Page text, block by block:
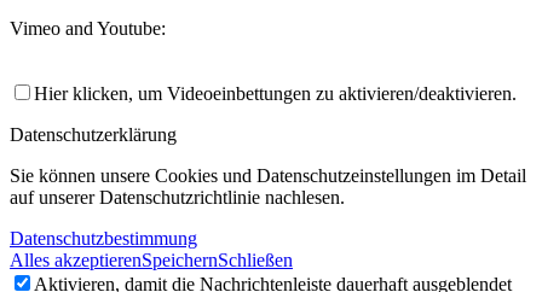
Vimeo and Youtube:
Hier klicken, um Videoeinbettungen zu aktivieren/deaktivieren.
Datenschutzerklärung
Sie können unsere Cookies und Datenschutzeinstellungen im Detail
auf unserer Datenschutzrichtlinie nachlesen.
Datenschutzbestimmung
Alles akzeptierenSpeichernSchließen
Aktivieren, damit die Nachrichtenleiste dauerhaft ausgeblendet